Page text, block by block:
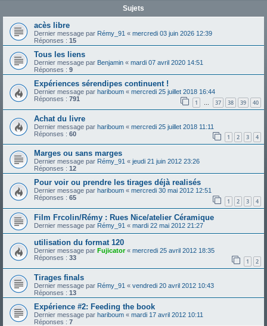
Sujets
acès libre
Dernier message par Rémy_91 « mercredi 03 juin 2026 12:39
Réponses : 15
Tous les liens
Dernier message par Benjamin « mardi 07 avril 2020 14:51
Réponses : 9
Expériences sérendipes continuent !
Dernier message par hariboum « mercredi 25 juillet 2018 16:44
Réponses : 791 1 … 37 38 39 40
Achat du livre
Dernier message par hariboum « mercredi 25 juillet 2018 11:11
Réponses : 60 1 2 3 4
Marges ou sans marges
Dernier message par Rémy_91 « jeudi 21 juin 2012 23:26
Réponses : 12
Pour voir ou prendre les tirages déjà realisés
Dernier message par hariboum « mercredi 30 mai 2012 12:51
Réponses : 65 1 2 3 4
Film Frcolin/Rémy : Rues Nice/atelier Céramique
Dernier message par Rémy_91 « mardi 22 mai 2012 21:27
utilisation du format 120
Dernier message par Fujicator« mercredi 25 avril 2012 18:35
Réponses : 33 1 2
Tirages finals
Dernier message par Rémy_91 « vendredi 20 avril 2012 10:43
Réponses : 13
Expérience #2: Feeding the book
Dernier message par hariboum « mardi 17 avril 2012 10:11
Réponses : 7